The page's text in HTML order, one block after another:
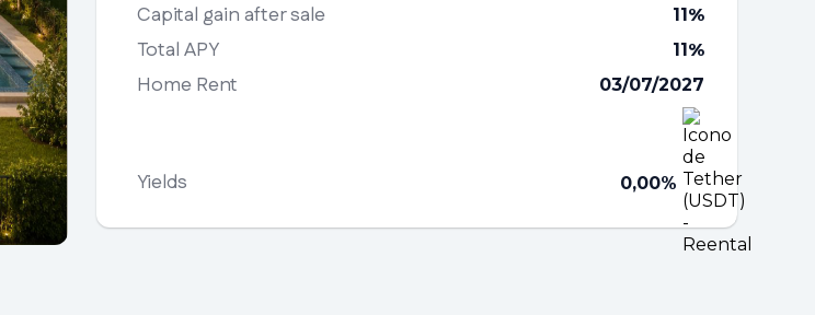
Capital gain after sale 11%
Total APY 11%
Home Rent 03/07/2027
Yields 0,00%